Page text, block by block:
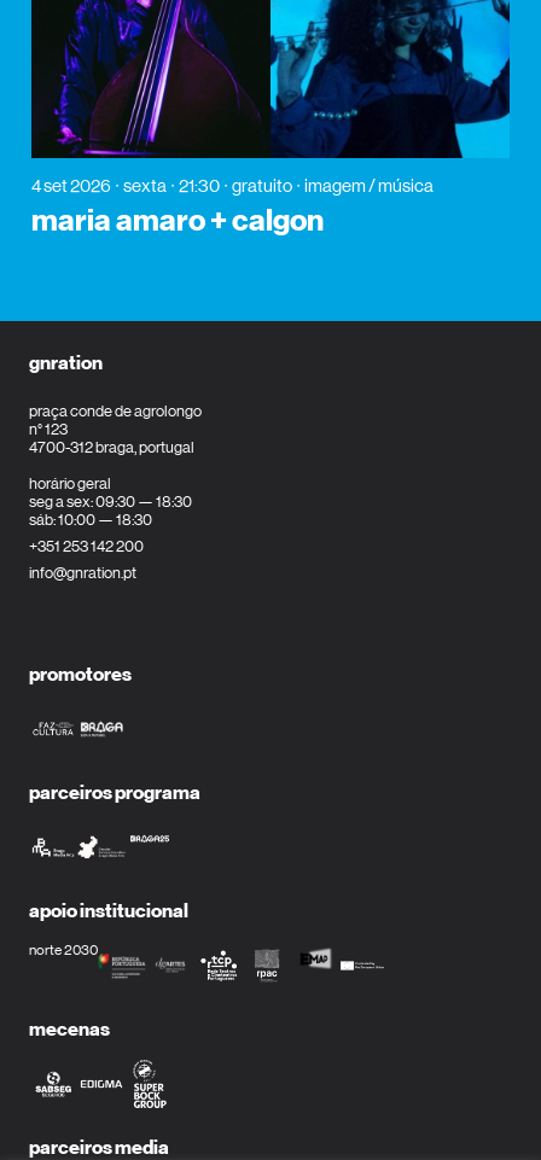
4 set 2026 sexta 21:30 gratuito imagem / música
maria amaro + calgon
gnration
praça conde de agrolongo
n° 123
4700-312 braga, portugal
horário geral
seg a sex: 09:30 — 18:30
sáb: 10:00 — 18:30
+351 253 142 200
info@gnration.pt
promotores
parceiros programa
apoio institucional
norte 2030
mecenas
parceiros media